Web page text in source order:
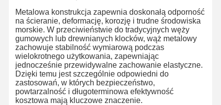
Metalowa konstrukcja zapewnia doskonałą odporność
na ścieranie, deformację, korozję i trudne środowiska
morskie. W przeciwieństwie do tradycyjnych węży
gumowych lub drewnianych klocków, wąż metalowy
zachowuje stabilność wymiarową podczas
wielokrotnego użytkowania, zapewniając
jednocześnie przewidywalne zachowanie elastyczne.
Dzięki temu jest szczególnie odpowiedni do
zastosowań, w których bezpieczeństwo,
powtarzalność i długoterminowa efektywność
kosztowa mają kluczowe znaczenie.